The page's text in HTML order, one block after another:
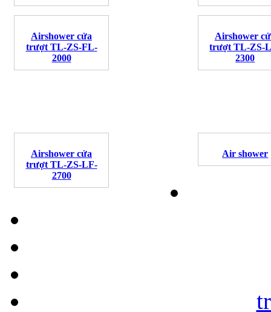
Airshower cửa
trượt TL-ZS-FL-
2000
Airshower
trượt TL-ZS-
2300
Airshower cửa
trượt TL-ZS-LF-
2700
Air shower